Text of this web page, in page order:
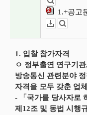
1.+공고
1. 입찰 참가자격
ㅇ 정부출연 연구기
방송통신 관련분야
자격을 모두 갖춘 업
- 「국가를 당사자로
제12조 및 동법 시행